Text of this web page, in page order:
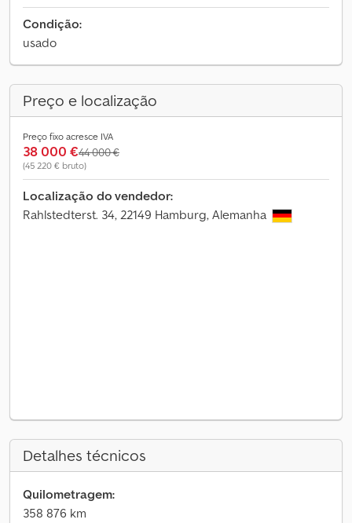
Condição:
usado
Preço e localização
Preço fixo acresce IVA
38 000 €44 000 €
(45 220 € bruto)
Localização do vendedor:
Rahlstedterst. 34, 22149 Hamburg, Alemanha
Detalhes técnicos
Quilometragem:
358 876 km